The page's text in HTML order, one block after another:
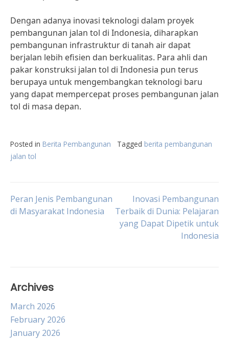
Dengan adanya inovasi teknologi dalam proyek
pembangunan jalan tol di Indonesia, diharapkan
pembangunan infrastruktur di tanah air dapat
berjalan lebih efisien dan berkualitas. Para ahli dan
pakar konstruksi jalan tol di Indonesia pun terus
berupaya untuk mengembangkan teknologi baru
yang dapat mempercepat proses pembangunan jalan
tol di masa depan.
Posted in Berita Pembangunan Tagged berita pembangunan
jalan tol
Post
Peran Jenis Pembangunan
di Masyarakat Indonesia
Inovasi Pembangunan
Terbaik di Dunia: Pelajaran
yang Dapat Dipetik untuk
Indonesia
Archives
March 2026
February 2026
January 2026